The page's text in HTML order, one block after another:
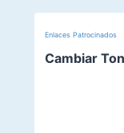
Enlaces Patrocinados
Cambiar